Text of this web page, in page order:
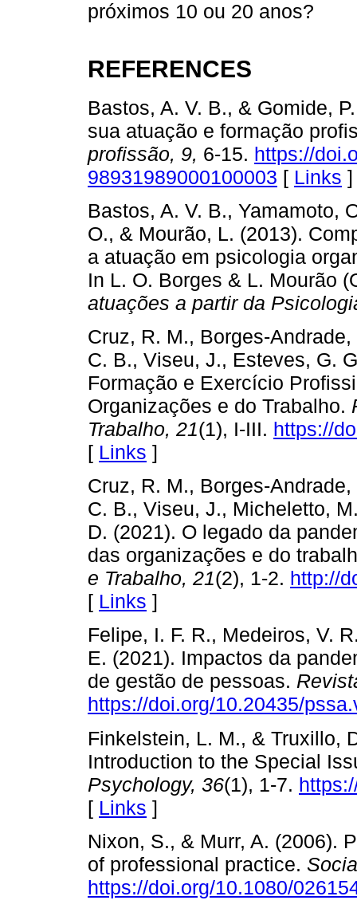
próximos 10 ou 20 anos?
REFERENCES
Bastos, A. V. B., & Gomide,
sua atuação e formação
profissão, 9, 6-15. https://
98931989000100003 [ Links ]
Bastos, A. V. B., Yamamoto,
O., & Mourão, L. (2013).
a atuação em psicologia
In L. O. Borges & L. Mourão
atuações a partir da
Cruz, R. M., Borges-
C. B., Viseu, J., Esteves, G.
Formação e Exercício
Organizações e do Trabalho.
Trabalho, 21(1), I-III. https://
[ Links ]
Cruz, R. M., Borges-
C. B., Viseu, J., Micheletto,
D. (2021). O legado da
das organizações e do
e Trabalho, 21(2), 1-2. http://
[ Links ]
Felipe, I. F. R., Medeiros, V.
E. (2021). Impactos da
de gestão de pessoas.
https://doi.org/10.20435/
Finkelstein, L. M., & Truxillo,
Introduction to the Special
Psychology, 36(1), 1-7.
[ Links ]
Nixon, S., & Murr, A. (2006).
of professional practice.
https://doi.org/10.1080/